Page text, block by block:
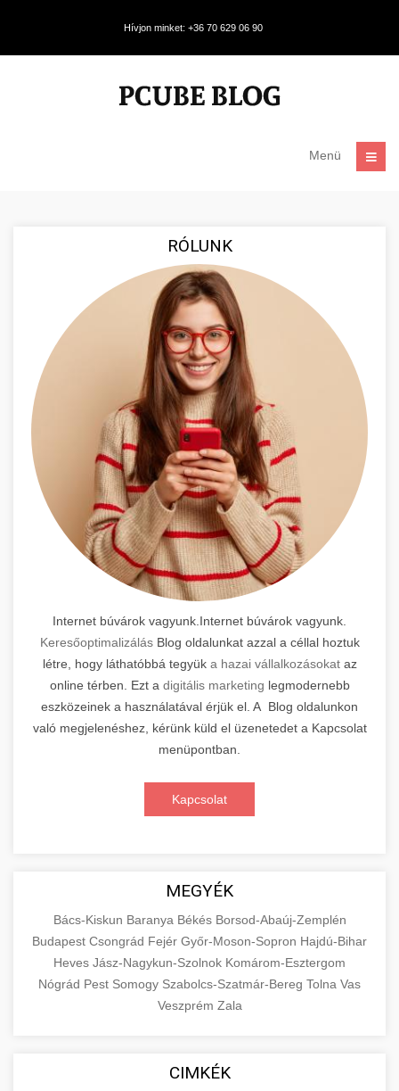
Hívjon minket: +36 70 629 06 90
Menü
RÓLUNK
Internet búvárok vagyunk.Internet búvárok vagyunk.
KeresőoptimalizálásBlog oldalunkat azzal a céllal hoztuk
létre, hogy láthatóbbá tegyük a hazai vállalkozásokataz
online térben. Ezt a digitális marketing legmodernebb
eszközeinek a használatával érjük el. A Blog oldalunkon
való megjelenéshez, kérünk küld el üzenetedet a Kapcsolat
menüpontban.
Kapcsolat
MEGYÉK
Bács-Kiskun Baranya Békés Borsod-Abaúj-Zemplén
Budapest Csongrád Fejér Győr-Moson-Sopron Hajdú-Bihar
Heves Jász-Nagykun-Szolnok Komárom-Esztergom
Nógrád Pest Somogy Szabolcs-Szatmár-Bereg Tolna Vas
Veszprém Zala
CIMKÉK